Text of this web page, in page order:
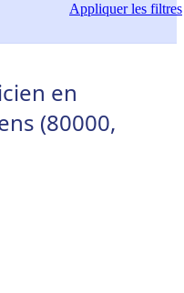
Appliquerles filtres
en
(80000,